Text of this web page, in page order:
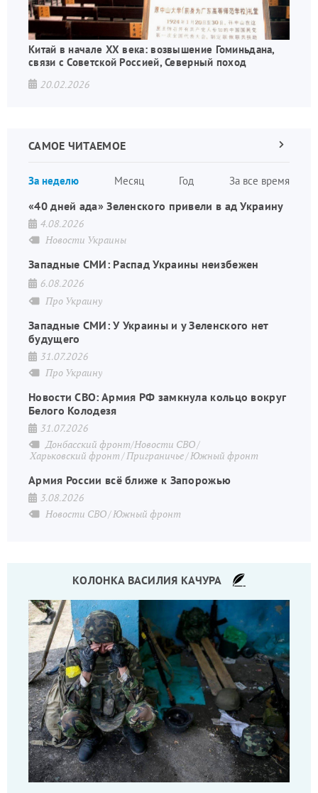
Китай в начале XX века: возвышение Гоминьдана,
связи с Советской Россией, Северный поход
20.02.2026
САМОЕ ЧИТАЕМОЕ
За неделю Месяц Год За все время
Следующая
«40 дней ада» Зеленского привели в ад Украину
4.08.2026
Новости Украины
Западные СМИ: Распад Украины неизбежен
6.08.2026
Про Украину
Западные СМИ: У Украины и у Зеленского нет
будущего
31.07.2026
Про Украину
Новости СВО: Армия РФ замкнула кольцо вокруг
Белого Колодезя
31.07.2026
Донбасский фронт/Новости СВО
Харьковский фронт Приграничье Южный фронт
Армия России всё ближе к Запорожью
3.08.2026
Новости СВО Южный фронт
КОЛОНКА ВАСИЛИЯ КАЧУРА